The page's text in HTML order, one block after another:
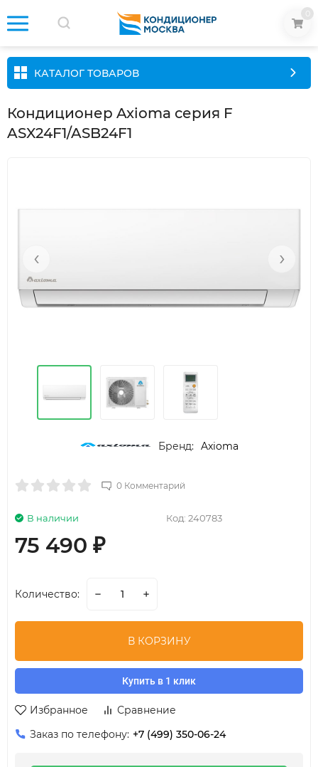
КАТАЛОГ ТОВАРОВ
Кондиционер Axioma серия F
ASX24F1/ASB24F1
‹ ›
Бренд: Axioma
0 Комментарий
Код: 240783
В наличии
75 490 ₽
Количество:
В КОРЗИНУ
Купить в 1 клик
Избранное
Сравнение
Заказ по телефону: +7 (499) 350-06-24